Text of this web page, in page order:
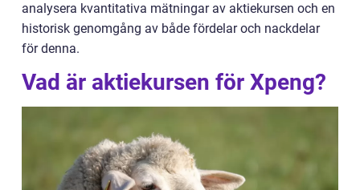
analysera kvantitativa mätningar av aktiekursen och en
historisk genomgång av både fördelar och nackdelar
för denna.
Vad är aktiekursen för Xpeng?